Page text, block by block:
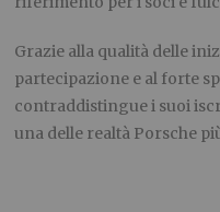
Grazie alla qualità delle
partecipazione e al forte
contraddistingue i suoi
una delle realtà Porsche